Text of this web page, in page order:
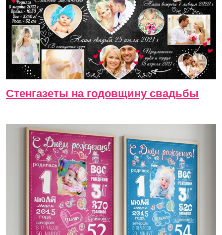
Стенгазеты на годовщину свадьбы